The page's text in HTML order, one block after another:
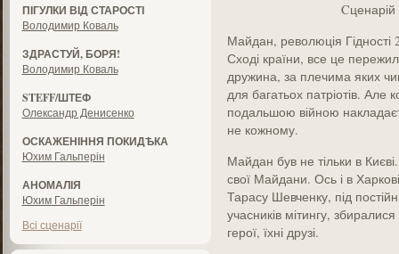
ПІГУЛКИ ВІД СТАРОСТІ
Володимир Коваль
ЗДРАСТУЙ, БОРЯ!
Володимир Коваль
STEFF/ШТЕФ
Олександр Денисенко
ОСКАЖЕНІННЯ ПОКИДѢКА
Юхим Гальперін
АНОМАЛІЯ
Юхим Гальперін
Всі сценарії
Майдан, революція Гідності
Сході країни, все це
дружина, за плечима яких
для багатьох патріотів. Але
подальшою війною
не кожному.
Майдан був не тільки в
свої Майдани. Ось і в
Тарасу Шевченку, під
учасників мітингу,
герої, їхні друзі.